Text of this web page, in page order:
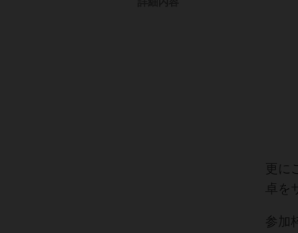
更に
卓を
参加